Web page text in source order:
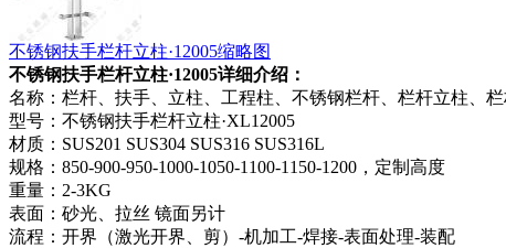
不锈钢扶手栏杆立柱·12005缩略图
不锈钢扶手栏杆立柱·12005详细介绍：
名称：栏杆、扶手、立柱、工程柱、不锈钢栏杆、栏杆立柱、
型号：不锈钢扶手栏杆立柱·XL12005
材质：SUS201 SUS304 SUS316 SUS316L
规格：850-900-950-1000-1050-1100-1150-1200，定制高度
重量：2-3KG
表面：砂光、拉丝 镜面另计
流程：开界（激光开界、剪）-机加工-焊接-表面处理-装配